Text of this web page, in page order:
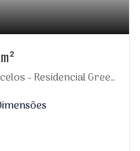
Greenville, Dourados-MS